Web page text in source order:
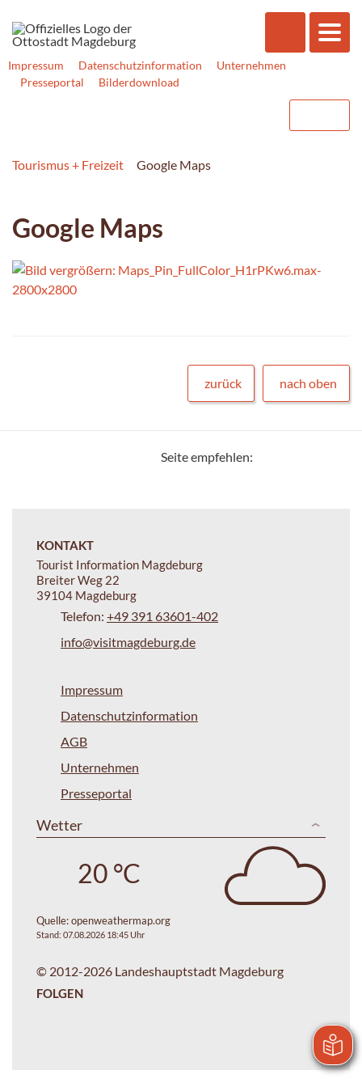
Impressum Datenschutzinformation
Unternehmen
Presseportal
Bilderdownload
Tourismus + Freizeit Google Maps
Google Maps
zurück nach oben
Seite empfehlen:
KONTAKT
Tourist Information Magdeburg
Breiter Weg 22
39104 Magdeburg
Telefon: +49 391 63601-402
info@visitmagdeburg.de
Impressum
Datenschutzinformation
AGB
Unternehmen
Presseportal
Wetter
20 °C
Quelle:openweathermap.org
Stand: 07.08.2026 18:45 Uhr
© 2012-2026 Landeshauptstadt Magdeburg
FOLGEN